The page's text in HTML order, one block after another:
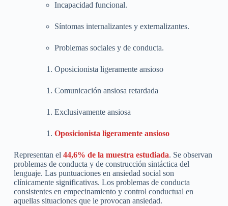
Incapacidad funcional.
Síntomas internalizantes y externalizantes.
Problemas sociales y de conducta.
Oposicionista ligeramente ansioso
Comunicación ansiosa retardada
Exclusivamente ansiosa
Oposicionista ligeramente ansioso
Representan el 44,6% de la muestra estudiada. Se observan
problemas de conducta y de construcción sintáctica del
lenguaje. Las puntuaciones en ansiedad social son
clínicamente significativas. Los problemas de conducta
consistentes en empecinamiento y control conductual en
aquellas situaciones que le provocan ansiedad.